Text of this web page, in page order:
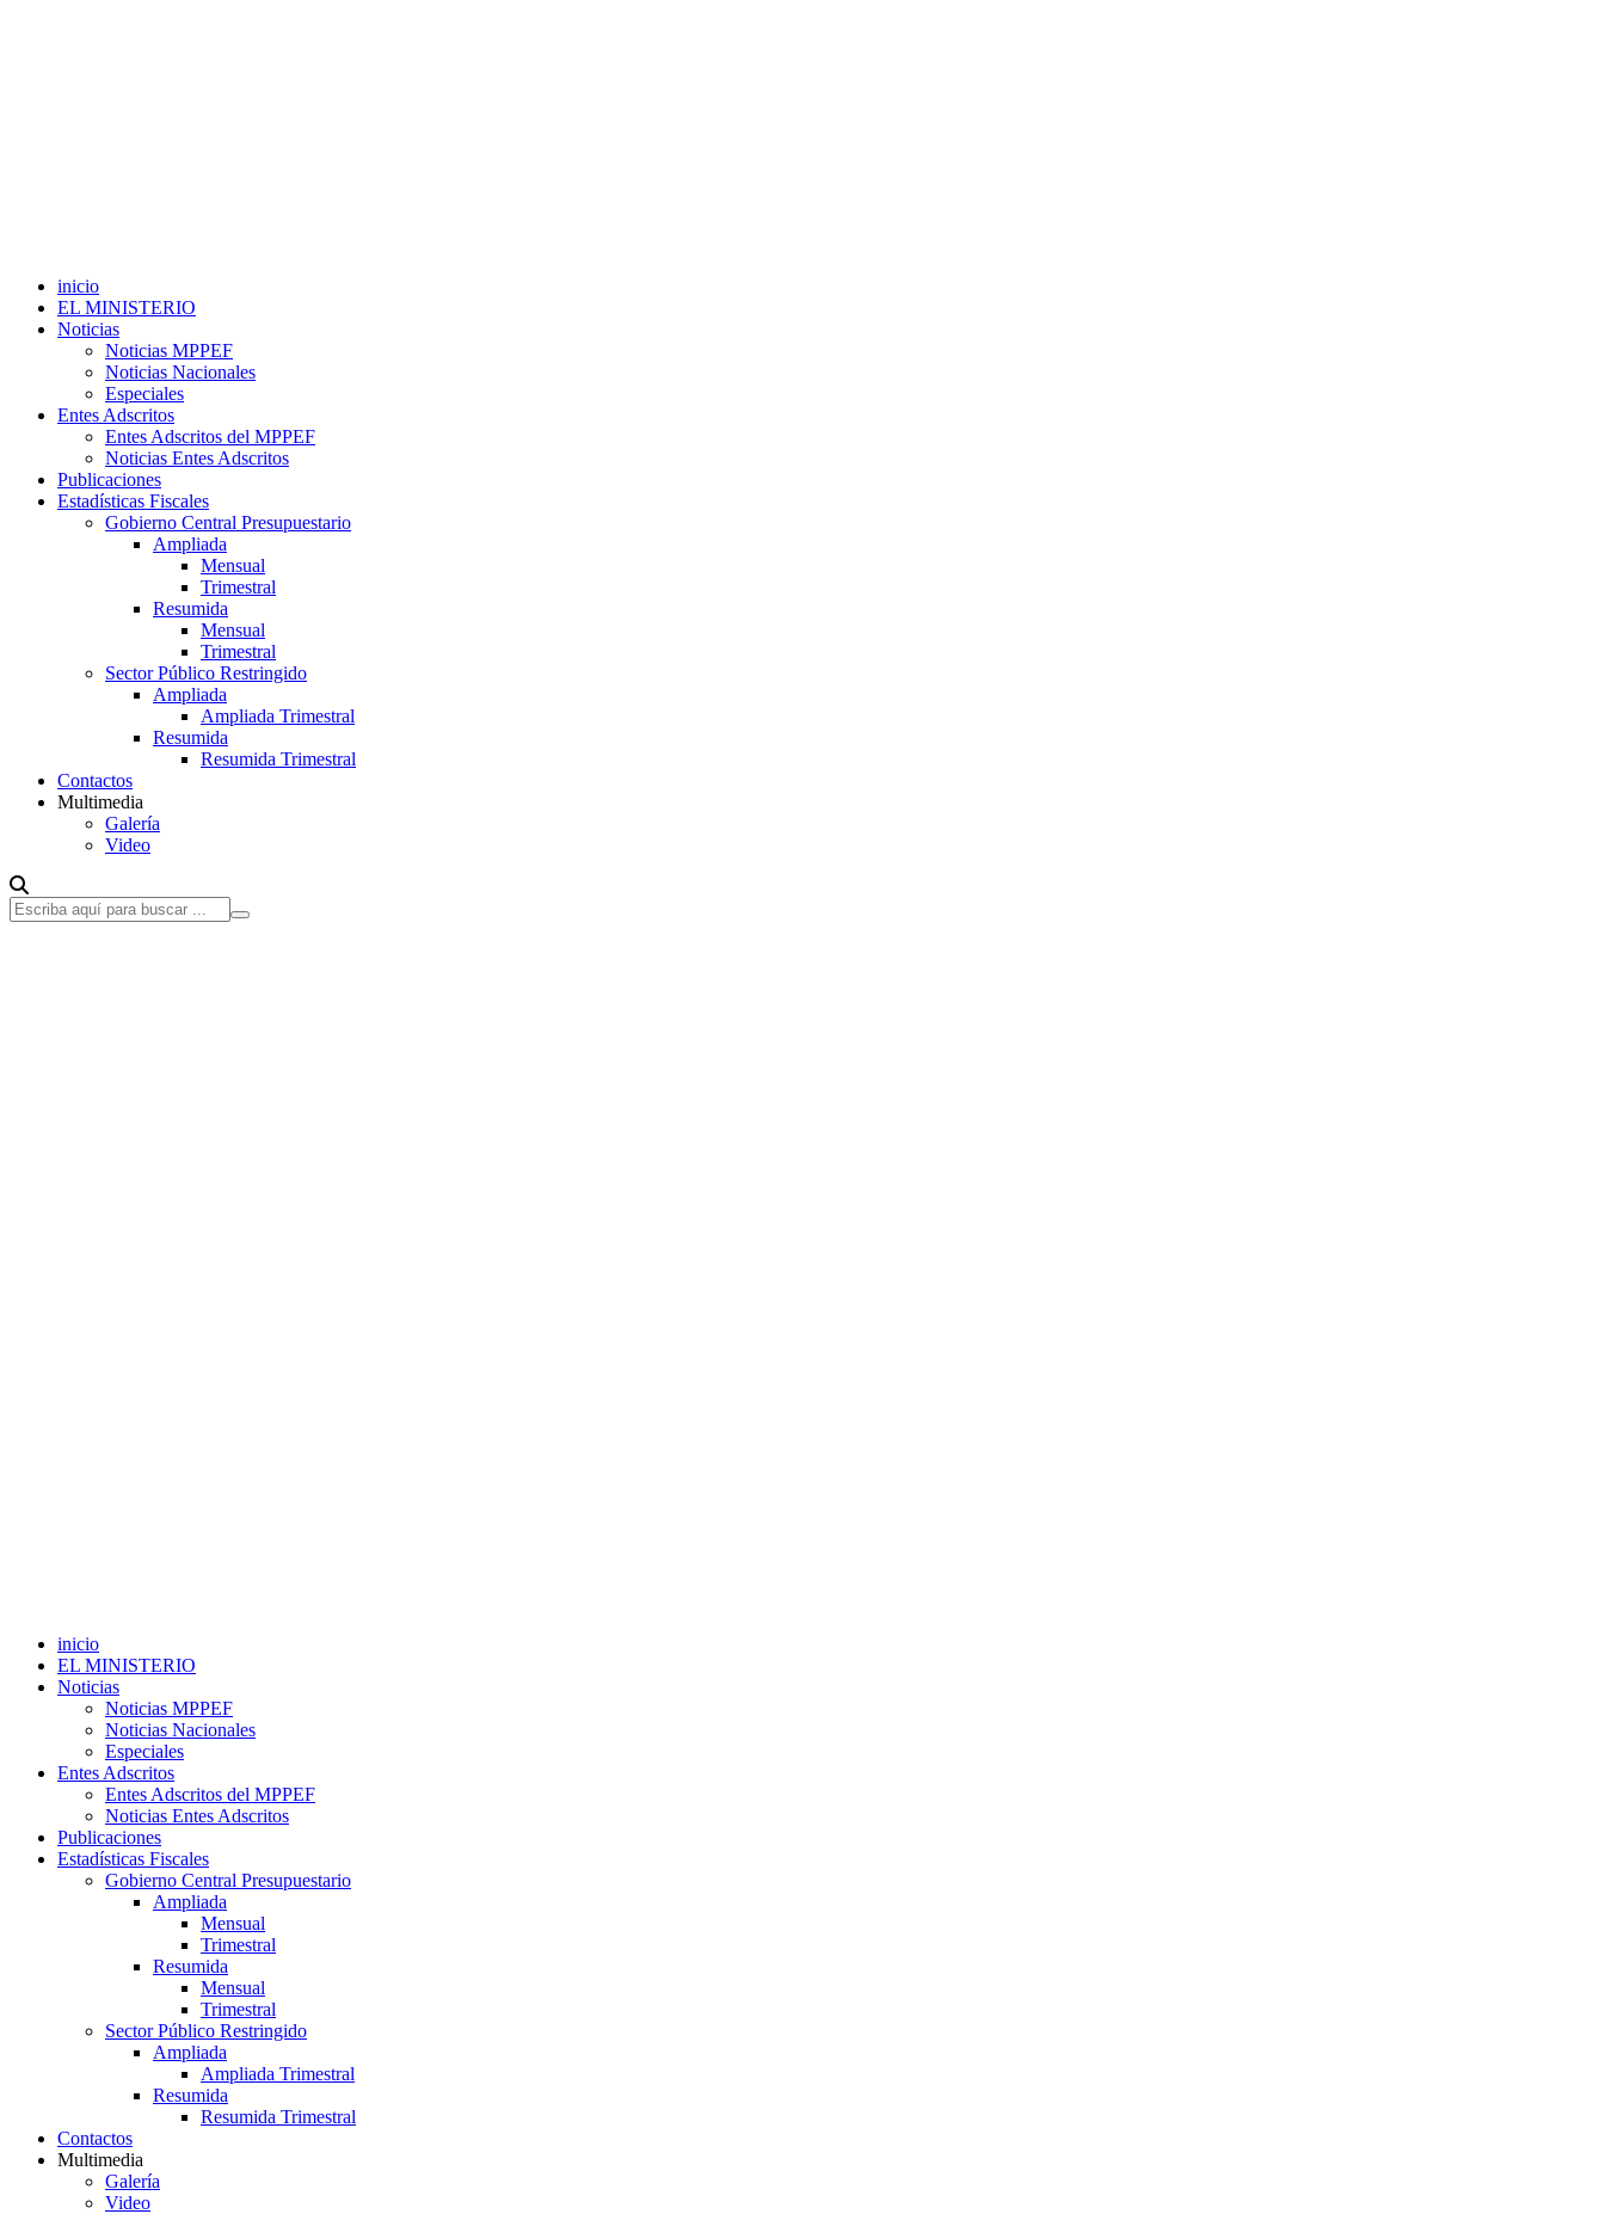
inicio
EL MINISTERIO
Noticias
Noticias MPPEF
Noticias Nacionales
Especiales
Entes Adscritos
Entes Adscritos del MPPEF
Noticias Entes Adscritos
Publicaciones
Estadísticas Fiscales
Gobierno Central Presupuestario
Ampliada
Mensual
Trimestral
Resumida
Mensual
Trimestral
Sector Público Restringido
Ampliada
Ampliada Trimestral
Resumida
Resumida Trimestral
Contactos
Multimedia
Galería
Video
inicio
EL MINISTERIO
Noticias
Noticias MPPEF
Noticias Nacionales
Especiales
Entes Adscritos
Entes Adscritos del MPPEF
Noticias Entes Adscritos
Publicaciones
Estadísticas Fiscales
Gobierno Central Presupuestario
Ampliada
Mensual
Trimestral
Resumida
Mensual
Trimestral
Sector Público Restringido
Ampliada
Ampliada Trimestral
Resumida
Resumida Trimestral
Contactos
Multimedia
Galería
Video